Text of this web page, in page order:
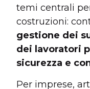
temi centrali
costruzioni:
gestione dei
dei lavoratori
sicurezza e
Per imprese,